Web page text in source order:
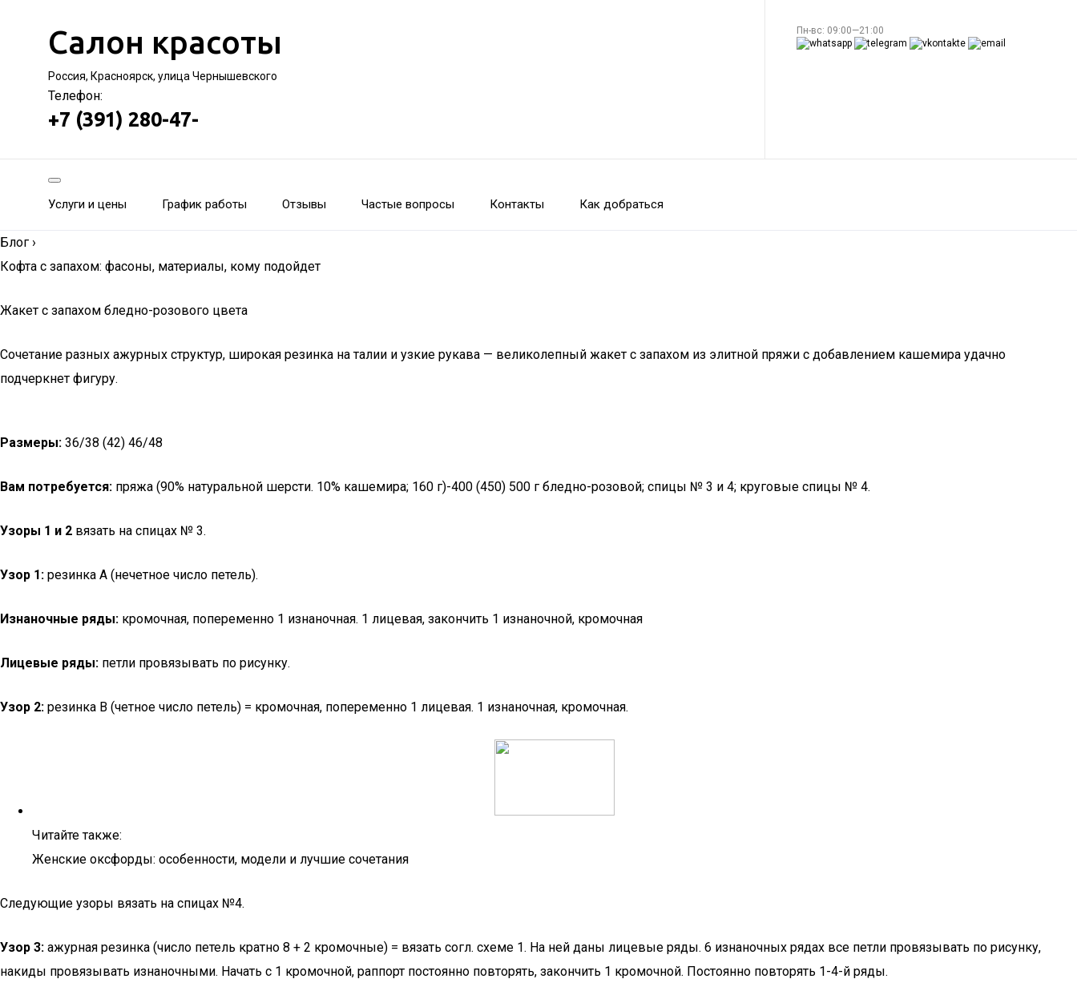
Салон красоты
Россия, Красноярск, улица Чернышевского
Телефон:
+7 (391) 280-47-
Пн-вс: 09:00—21:00
Услуги и цены График работы Отзывы Частые вопросы Контакты Как добраться
Блог ›
Кофта с запахом: фасоны, материалы, кому подойдет
Жакет с запахом бледно-розового цвета
Сочетание разных ажурных структур, широкая резинка на талии и узкие рукава — великолепный жакет с запахом из элитной пряжи с добавлением кашемира удачно
подчеркнет фигуру.
Размеры: 36/38 (42) 46/48
Вам потребуется: пряжа (90% натуральной шерсти. 10% кашемира; 160 г)-400 (450) 500 г бледно-розовой; спицы № 3 и 4; круговые спицы № 4.
Узоры 1 и 2 вязать на спицах № 3.
Узор 1: резинка А (нечетное число петель).
Изнаночные ряды: кромочная, попеременно 1 изнаночная. 1 лицевая, закончить 1 изнаночной, кромочная
Лицевые ряды: петли провязывать по рисунку.
Узор 2: резинка В (четное число петель) = кромочная, попеременно 1 лицевая. 1 изнаночная, кромочная.
Читайте также:
Женские оксфорды: особенности, модели и лучшие сочетания
Следующие узоры вязать на спицах №4.
Узор 3: ажурная резинка (число петель кратно 8 + 2 кромочные) = вязать согл. схеме 1. На ней даны лицевые ряды. 6 изнаночных рядах все петли провязывать по рисунку,
накиды провязывать изнаночными. Начать с 1 кромочной, раппорт постоянно повторять, закончить 1 кромочной. Постоянно повторять 1-4-й ряды.